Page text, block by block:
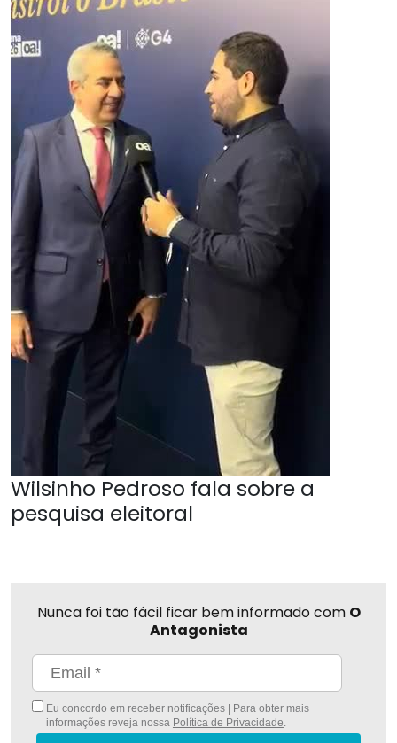
Wilsinho Pedroso fala sobre a
pesquisa eleitoral
Nunca foi tão fácil ficar bem informado com O
Antagonista
Eu concordo em receber notificações | Para obter mais
informações reveja nossa Política de Privacidade.